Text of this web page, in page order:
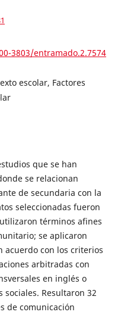
3803/entramado.2.7574
escolar, Factores
que se han
se relacionan
de secundaria con la
seleccionadas fueron
utilizaron términos afines
se aplicaron
acuerdo con los criterios
arbitradas con
en inglés o
Resultaron 32
de comunicación